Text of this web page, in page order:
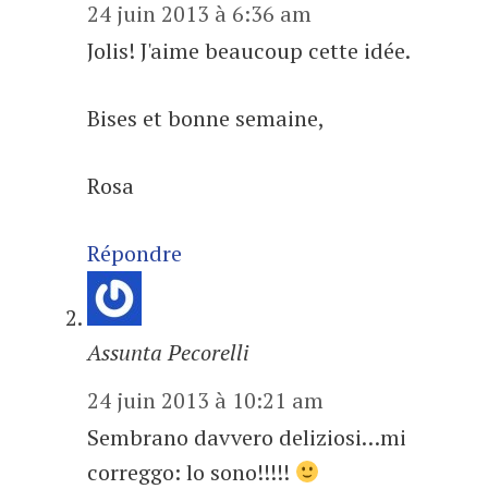
24 juin 2013 à 6:36 am
Jolis! J'aime beaucoup cette idée.
Bises et bonne semaine,
Rosa
Répondre
Assunta Pecorelli
24 juin 2013 à 10:21 am
Sembrano davvero deliziosi…mi
correggo: lo sono!!!!!